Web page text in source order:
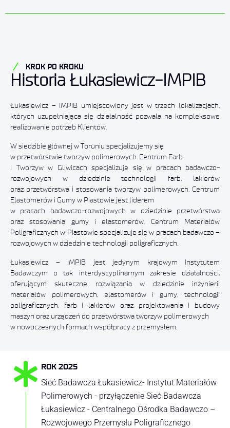
KROK PO KROKU
Historia Łukasiewicz-IMPIB
Łukasiewicz – IMPIB umiejscowiony jest w trzech lokalizacjach,
których uzupełniająca się działalność pozwala na kompleksowe
realizowanie potrzeb Klientów.
W siedzibie głównej w Toruniu specjalizujemy się
w przetwórstwie tworzyw polimerowych. Centrum Farb
i Tworzyw w Gliwicach specjalizuje się w pracach badawczo-
rozwojowych w dziedzinie technologii farb, lakierów
oraz przetwórstwa i stosowania tworzyw polimerowych. Centrum
Elastomerów i Gumy w Piastowie jest liderem
w pracach badawczo-rozwojowych w dziedzinie przetwórstwa
oraz stosowania gumy i elastomerów. Centrum Materiałów
Poligraficznych w Piastowie specjalizuje się w pracach badawczo –
rozwojowych w dziedzinie technologii poligraficznych.
Łukasiewicz – IMPIB jest jedynym krajowym Instytutem
Badawczym o tak interdyscyplinarnym zakresie działalności,
oferującym skuteczne rozwiązania w dziedzinie inżynierii
materiałów polimerowych, elastomerów i gumy, technologii
poligraficznych, farb i lakierów oraz projektowania i budowy
maszyn oraz urządzeń do przetwórstwa tworzyw polimerowych
w nowoczesnych formach współpracy z przemysłem.
ROK 2025
Sieć Badawcza Łukasiewicz- Instytut Materiałów
Polimerowych - przyłączenie Sieć Badawcza
Łukasiewicz - Centralnego Ośrodka Badawczo –
Rozwojowego Przemysłu Poligraficznego